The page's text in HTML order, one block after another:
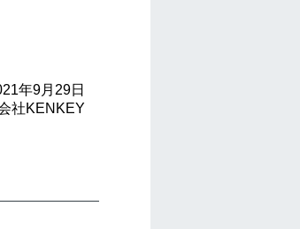
年9月29日
社KENKEY